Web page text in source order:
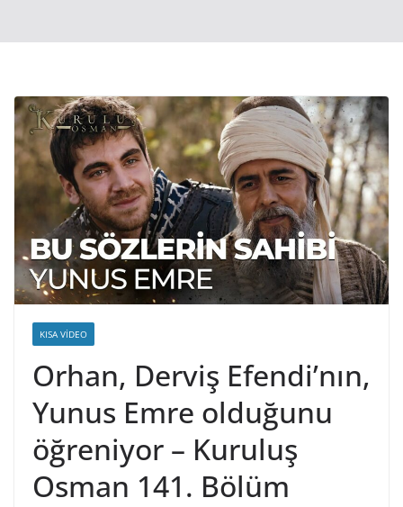
KISA VIDEO
Orhan, Derviş Efendi’nın,
Yunus Emre olduğunu
öğreniyor – Kuruluş
Osman 141. Bölüm